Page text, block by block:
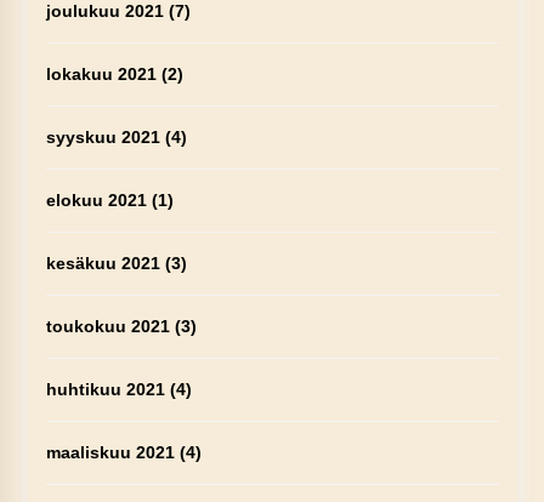
joulukuu 2021(7)
lokakuu 2021(2)
syyskuu 2021(4)
elokuu 2021(1)
kesäkuu 2021(3)
toukokuu 2021(3)
huhtikuu 2021(4)
maaliskuu 2021(4)